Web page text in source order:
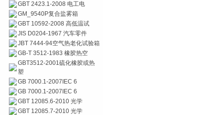
GBT 2423.1-2008 电工电
GM_9540P复合盐雾箱
GBT 10592-2008 高低温试
JIS D0204-1967 汽车零件
JBT 7444-94空气热老化试验箱
GB-T 3512-1983 橡胶热空
GBT3512-2001硫化橡胶或热
塑
GB 7000.1-2007IEC 6
GB 7000.1-2007IEC 6
GBT 12085.6-2010 光学
GBT 12085.7-2010 光学